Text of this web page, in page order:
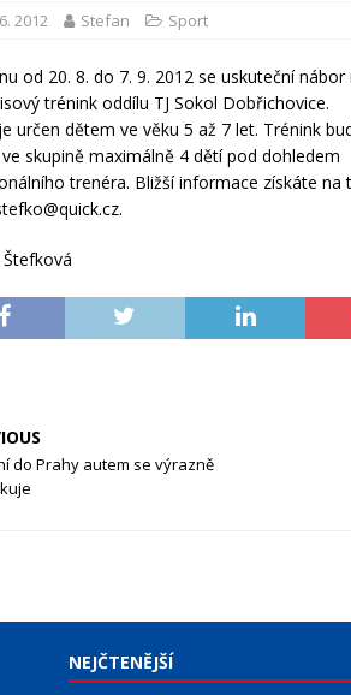
2012 Stefan Sport
od 20. 8. do 7. 9. 2012 se uskuteční
trénink oddílu TJ Sokol Dobřichovice.
určen dětem ve věku 5 až 7 let. Trénink
skupině maximálně 4 dětí pod dohledem
trenéra. Bližší informace získáte na
do Prahy autem se výrazně
NEJČTENĚJŠÍ